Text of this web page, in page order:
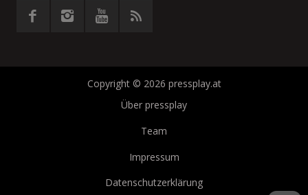
Copyright © 2026 pressplay.at
Über pressplay
Team
Impressum
Datenschutzerklärung